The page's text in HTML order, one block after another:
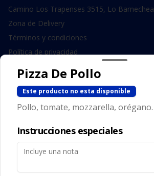
Camino Los Trapenses 3515, Lo Barnechea
Zona de Delivery
Términos y condiciones
Política de privacidad
Redes sociales
Instagram
Facebook
Mi cuenta
Pizza De Pollo
Este producto no esta disponible
Pollo, tomate, mozzarella, orégano.
Instrucciones especiales